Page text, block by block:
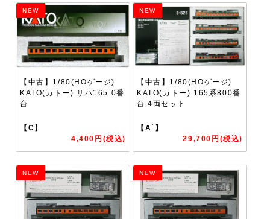
NEW
【中古】1/80(HOゲージ)
KATO(カトー) サハ165 0番
台
【C】
4,400円(税込)
NEW
【中古】1/80(HOゲージ)
KATO(カトー) 165系800番
台 4両セット
【A´】
29,700円(税込)
NEW NEW